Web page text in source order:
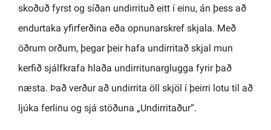
skoðuð fyrst og síðan undirrituð eitt í einu, án þess að
endurtaka yfirferðina eða opnunarskref skjala. Með
öðrum orðum, þegar þeir hafa undirritað skjal mun
kerfið sjálfkrafa hlaða undirritunarglugga fyrir það
næsta. Það verður að undirrita öll skjöl í þeirri lotu til að
ljúka ferlinu og sjá stöðuna „Undirritaður“.